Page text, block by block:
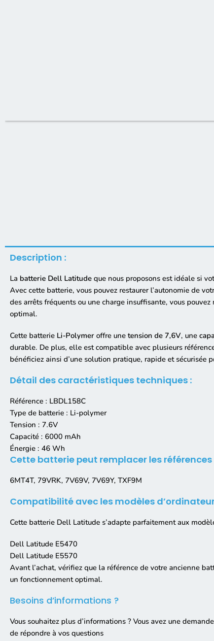
Description :
La batterie Dell Latitude que nous proposons est idéale si
Avec cette batterie, vous pouvez restaurer l’autonomie de
des arrêts fréquents ou une charge insuffisante, vous
optimal.
Cette batterie Li-Polymer offre une tension de 7,6V, une
durable. De plus, elle est compatible avec plusieurs
bénéficiez ainsi d’une solution pratique, rapide et
Détail des caractéristiques techniques :
Référence : LBDL158C
Type de batterie : Li-polymer
Tension : 7.6V
Capacité : 6000 mAh
Énergie : 46 Wh
Cette batterie peut remplacer les références
6MT4T, 79VRK, 7V69V, 7V69Y, TXF9M
Compatibilité avec les modèles
Cette batterie Dell Latitude s’adapte parfaitement aux
Dell Latitude E5470
Dell Latitude E5570
Avant l’achat, vérifiez que la référence de votre ancienne
un fonctionnement optimal.
Besoins d’informations ?
Vous souhaitez plus d’informations ? Vous avez une
de répondre à vos questions